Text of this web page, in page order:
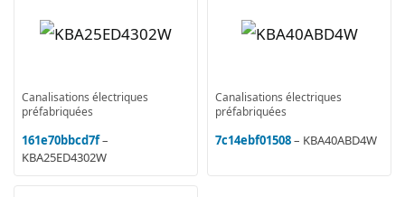
Canalisations électriques
préfabriquées
161e70bbcd7f–
KBA25ED4302W
Canalisations électriques
préfabriquées
7c14ebf01508– KBA40ABD4W